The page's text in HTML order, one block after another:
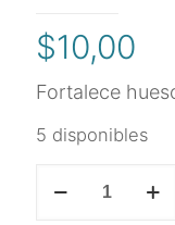
$10,00
Fortalece
5 disponibles
Suplemento